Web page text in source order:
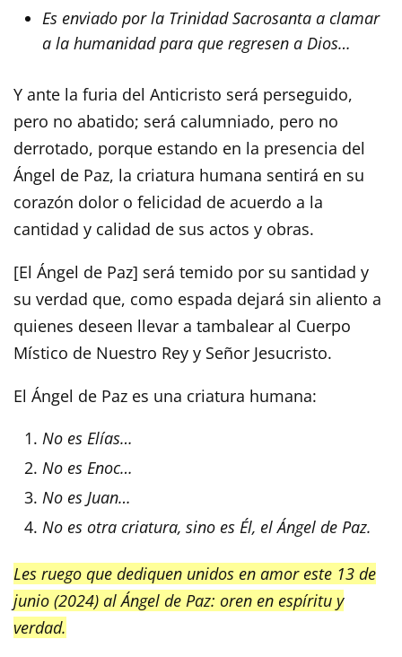
Es enviado por la Trinidad Sacrosanta a clamar
a la humanidad para que regresen a Dios…
Y ante la furia del Anticristo será perseguido,
pero no abatido; será calumniado, pero no
derrotado, porque estando en la presencia del
Ángel de Paz, la criatura humana sentirá en su
corazón dolor o felicidad de acuerdo a la
cantidad y calidad de sus actos y obras.
[El Ángel de Paz] será temido por su santidad y
su verdad que, como espada dejará sin aliento a
quienes deseen llevar a tambalear al Cuerpo
Místico de Nuestro Rey y Señor Jesucristo.
El Ángel de Paz es una criatura humana:
No es Elías…
No es Enoc…
No es Juan…
No es otra criatura, sino es Él, el Ángel de Paz.
Les ruego que dediquen unidos en amor este 13 de
junio (2024) al Ángel de Paz: oren en espíritu y
verdad.